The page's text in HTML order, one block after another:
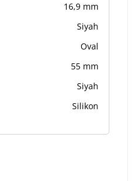
16,9 mm
Siyah
Oval
55 mm
Siyah
Silikon